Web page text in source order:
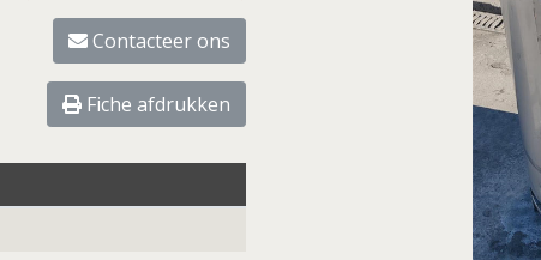
Contacteer ons
Fiche afdrukken